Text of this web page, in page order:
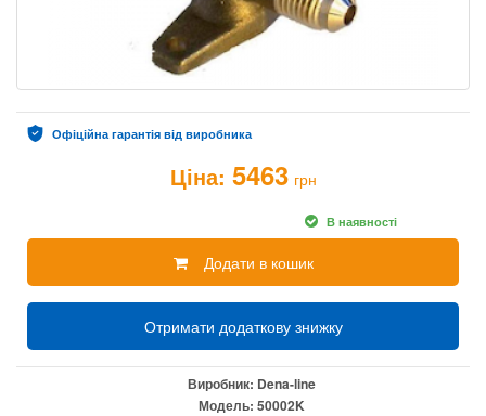
Офіційна гарантія від виробника
Ціна: 5463 грн
В наявності
Додати в кошик
Отримати додаткову знижку
Виробник: Dena-line
Модель: 50002K